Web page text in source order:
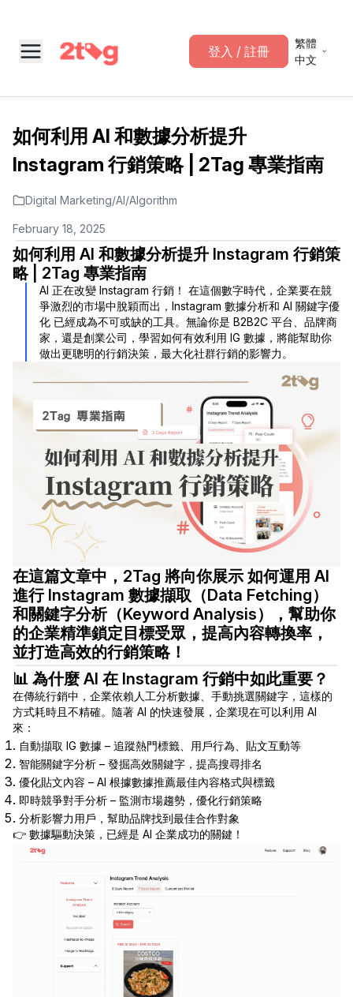
繁體
中文
登入 / 註冊
如何利用 AI 和數據分析提升
Instagram 行銷策略 | 2Tag 專業指南
Digital Marketing/AI/Algorithm
February 18, 2025
如何利用 AI 和數據分析提升 Instagram 行銷策
略 | 2Tag 專業指南
AI 正在改變 Instagram 行銷！ 在這個數字時代，企業要在競
爭激烈的市場中脫穎而出，Instagram 數據分析和 AI 關鍵字優
化 已經成為不可或缺的工具。無論你是 B2B2C 平台、品牌商
家，還是創業公司，學習如何有效利用 IG 數據，將能幫助你
做出更聰明的行銷決策，最大化社群行銷的影響力。
在這篇文章中，2Tag 將向你展示 如何運用 AI
進行 Instagram 數據擷取（Data Fetching）
和關鍵字分析（Keyword Analysis），幫助你
的企業精準鎖定目標受眾，提高內容轉換率，
並打造高效的行銷策略！
📊 為什麼 AI 在 Instagram 行銷中如此重要？
在傳統行銷中，企業依賴人工分析數據、手動挑選關鍵字，這樣的
方式耗時且不精確。隨著 AI 的快速發展，企業現在可以利用 AI
來：
自動擷取 IG 數據 – 追蹤熱門標籤、用戶行為、貼文互動等
智能關鍵字分析 – 發掘高效關鍵字，提高搜尋排名
優化貼文內容 – AI 根據數據推薦最佳內容格式與標籤
即時競爭對手分析 – 監測市場趨勢，優化行銷策略
分析影響力用戶，幫助品牌找到最佳合作對象
👉 數據驅動決策，已經是 AI 企業成功的關鍵！